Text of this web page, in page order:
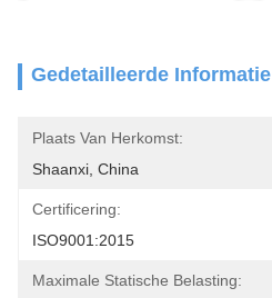
Gedetailleerde Informatie
Plaats Van Herkomst:
Shaanxi, China
Certificering:
ISO9001:2015
Maximale Statische Belasting: